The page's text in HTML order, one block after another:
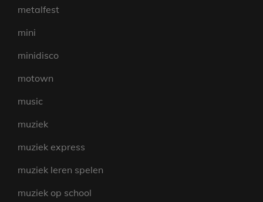
metalfest
mini
minidisco
motown
music
muziek
muziek express
muziek leren spelen
muziek op school